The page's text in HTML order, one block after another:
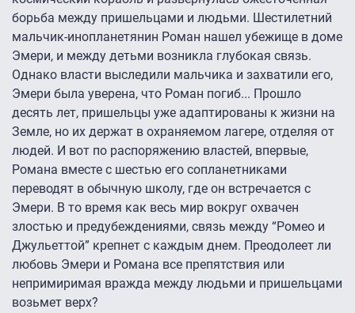
борьба между пришельцами и людьми. Шестилетний
мальчик-инопланетянин Роман нашел убежище в доме
Эмери, и между детьми возникла глубокая связь.
Однако власти выследили мальчика и захватили его,
Эмери была уверена, что Роман погиб... Прошло
десять лет, пришельцы уже адаптированы к жизни на
Земле, но их держат в охраняемом лагере, отделяя от
людей. И вот по распоряжению властей, впервые,
Романа вместе с шестью его сопланетниками
переводят в обычную школу, где он встречается с
Эмери. В то время как весь мир вокруг охвачен
злостью и предубеждениями, связь между “Ромео и
Джульеттой” крепнет с каждым днем. Преодолеет ли
любовь Эмери и Романа все препятствия или
непримиримая вражда между людьми и пришельцами
возьмет верх?